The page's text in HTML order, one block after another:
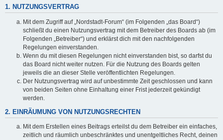
1. NUTZUNGSVERTRAG
Mit dem Zugriff auf „Nordstadt-Forum“ (im Folgenden „das Board“)
schließt du einen Nutzungsvertrag mit dem Betreiber des Boards ab (im
Folgenden „Betreiber“) und erklärst dich mit den nachfolgenden
Regelungen einverstanden.
Wenn du mit diesen Regelungen nicht einverstanden bist, so darfst du
das Board nicht weiter nutzen. Für die Nutzung des Boards gelten
jeweils die an dieser Stelle veröffentlichten Regelungen.
Der Nutzungsvertrag wird auf unbestimmte Zeit geschlossen und kann
von beiden Seiten ohne Einhaltung einer Frist jederzeit gekündigt
werden.
2. EINRÄUMUNG VON NUTZUNGSRECHTEN
Mit dem Erstellen eines Beitrags erteilst du dem Betreiber ein einfaches,
zeitlich und räumlich unbeschränktes und unentgeltliches Recht, deinen